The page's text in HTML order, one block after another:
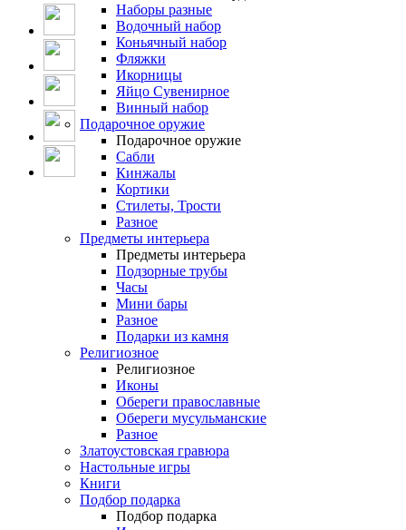
Наборы разные
Водочный набор
Коньячный набор
Фляжки
Икорницы
Яйцо Сувенирное
Винный набор
Подарочное оружие
Подарочное оружие
Сабли
Кинжалы
Кортики
Стилеты, Трости
Разное
Предметы интерьера
Предметы интерьера
Подзорные трубы
Часы
Мини бары
Разное
Подарки из камня
Религиозное
Религиозное
Иконы
Обереги православные
Обереги мусульманские
Разное
Златоустовская гравюра
Настольные игры
Книги
Подбор подарка
Подбор подарка